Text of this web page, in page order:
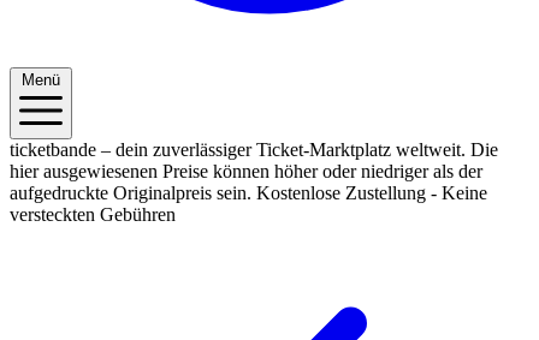
Menü
ticketbande – dein zuverlässiger Ticket-Marktplatz weltweit. Die
hier ausgewiesenen Preise können höher oder niedriger als der
aufgedruckte Originalpreis sein. Kostenlose Zustellung - Keine
versteckten Gebühren